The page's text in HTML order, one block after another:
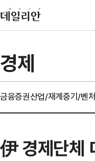
경제
금융증권산업/재계중기/벤
伊 경제단체